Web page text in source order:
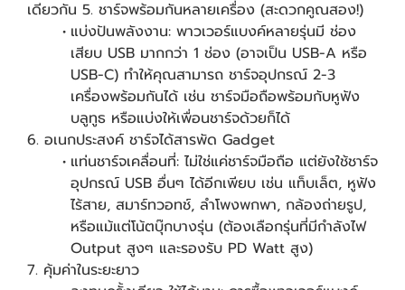
เดียวกัน 5. ชาร์จพร้อมกันหลายเครื่อง (สะดวกคูณสอง!)
แบ่งปันพลังงาน: พาวเวอร์แบงค์หลายรุ่นมี ช่อง
เสียบ USB มากกว่า 1 ช่อง (อาจเป็น USB-A หรือ
USB-C) ทำให้คุณสามารถ ชาร์จอุปกรณ์ 2-3
เครื่องพร้อมกันได้ เช่น ชาร์จมือถือพร้อมกับหูฟัง
บลูทูธ หรือแบ่งให้เพื่อนชาร์จด้วยก็ได้
6. อเนกประสงค์ ชาร์จได้สารพัด Gadget
แท่นชาร์จเคลื่อนที่: ไม่ใช่แค่ชาร์จมือถือ แต่ยังใช้ชาร์จ
อุปกรณ์ USB อื่นๆ ได้อีกเพียบ เช่น แท็บเล็ต, หูฟัง
ไร้สาย, สมาร์ทวอทช์, ลำโพงพกพา, กล้องถ่ายรูป,
หรือแม้แต่โน้ตบุ๊กบางรุ่น (ต้องเลือกรุ่นที่มีกำลังไฟ
Output สูงๆ และรองรับ PD Watt สูง)
7. คุ้มค่าในระยะยาว